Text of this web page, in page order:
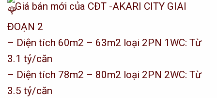
Giá bán mới của CĐT -AKARI CITY GIAI
ĐOẠN 2
– Diện tích 60m2 – 63m2 loại 2PN 1WC: Từ
3.1 tỷ/căn
– Diện tích 78m2 – 80m2 loại 2PN 2WC: Từ
3.5 tỷ/căn